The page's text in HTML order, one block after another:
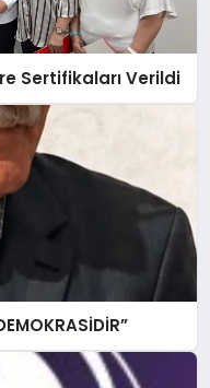
Sertifikaları Verildi